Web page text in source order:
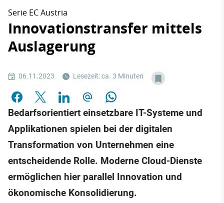
Serie EC Austria
Innovationstransfer mittels
Auslagerung
06.11.2023 Lesezeit: ca. 3 Minuten
Bedarfsorientiert einsetzbare IT-Systeme und
Applikationen spielen bei der digitalen
Transformation von Unternehmen eine
entscheidende Rolle. Moderne Cloud-Dienste
ermöglichen hier parallel Innovation und
ökonomische Konsolidierung.